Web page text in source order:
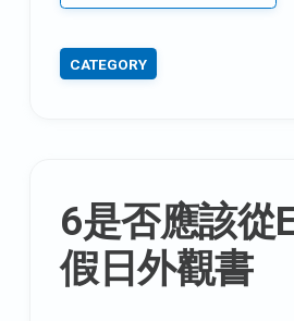
排
CATEGORY
6是否應該從
假日外觀書